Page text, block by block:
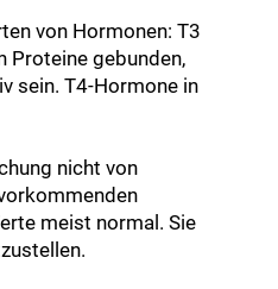
von Hormonen: T3
Proteine gebunden,
sein. T4-Hormone in
nicht von
meist normal. Sie